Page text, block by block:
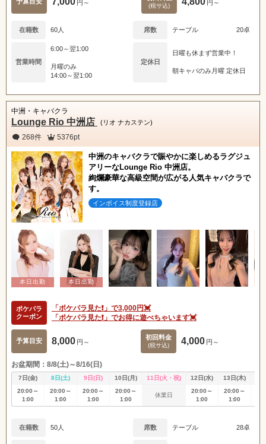
円～ (税サ込) 円～
在籍数 60人 席数 テーブル 20卓
営業時間
6:00～翌1:00
月曜のみ
14:00～翌1:00
定休日
日曜も休まず営業中！
朝キャバのみ月曜 定休日
中洲・キャバクラ
Lounge Rio 中洲店 (リオ ナカステン)
268件 5376pt
中洲のキャバクラで賑やかに楽しめるラグジュ
アリーなLounge Rio 中洲店。
絢爛豪華な高級空間が広がる人気キャバクラで
す。
インボイス制度登録店
ポケパラ
クーポン
「ポケパラ見た❗️」で3,000円💓
「ポケパラ見た❗️」でお得に遊べちゃいます💓
予算目安 8,000 円～
初回料金
(税サ込) 4,000 円～
お盆期間：8/8(土)～8/16(日)
7日(金) 8日(土) 9日(日) 10日(月) 11日(火・祝) 12日(水) 13日(木)
20:00～
1:00
20:00～
1:00
20:00～
1:00
20:00～
1:00
休業日
20:00～
1:00
20:00～
1:00
在籍数 50人 席数 テーブル 28卓